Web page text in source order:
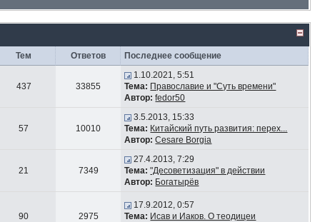
Тем Ответов Последнее сообщение
437 33855
1.10.2021, 5:51
Тема: Православие и "Суть времени"
Автор: fedor50
57 10010
3.5.2013, 15:33
Тема: Китайский путь развития: перех...
Автор: Cesare Borgia
21 7349
27.4.2013, 7:29
Тема: "Десоветизация" в действии
Автор: Богатырёв
90 2975
17.9.2012, 0:57
Тема: Исав и Иаков. О теодицеи